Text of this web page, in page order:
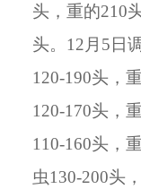
头，重的210
头。12月5日
120-190头，
120-170头，
110-160头，
虫130-200头